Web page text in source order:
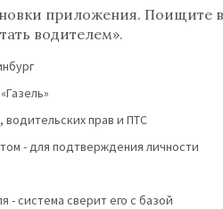
приложения. Поищите
водителем».
водительских прав и ПТС
- для подтверждения личности
- система сверит его с базой